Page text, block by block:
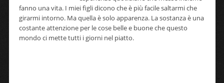
fanno una vita. I miei figli dicono che è più facile saltarmi che
girarmi intorno. Ma quella è solo apparenza. La sostanza è una
costante attenzione per le cose belle e buone che questo
mondo ci mette tutti i giorni nel piatto.